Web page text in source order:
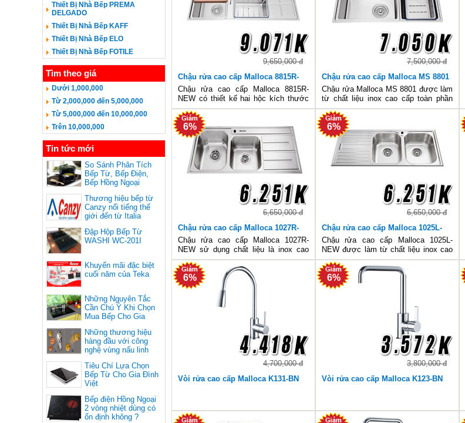
Thiết Bị Nhà Bếp PREMA
DELGADO
Thiết Bị Nhà Bếp KAFF
Thiết Bị Nhà Bếp ELO
Thiết Bị Nhà Bếp FOTILE
Tìm theo giá
Dưới 1,000,000
Từ 2,000,000 đến 5,000,000
Từ 5,000,000 đến 10,000,000
Trên 10,000,000
Tin tức mới
So Sánh Phân Tích
Bếp Từ, Bếp Điện,
Bếp Hồng Ngoại
Thương hiệu bếp từ
Canzy nổi tiếng thế
giới đến từ Italia
Đập Hộp Bếp Từ
WASHI WC-201I
Khuyến mãi đặc biệt
cuối năm của Teka
Những Nguyên Tắc
Cần Chú Ý Khi Chọn
Mua Bếp Cho Gia
Những thương hiệu
hàng đầu với công
nghệ vùng nấu linh
Tiêu Chí Lựa Chọn
Bếp Từ Cho Gia Đình
Việt
Bếp điện Hồng Ngoại
2 vòng nhiệt dùng có
ổn định không ?
9,650,000 đ
Chậu rửa cao cấp Malloca 8815R-
NEW
Chậu rửa cao cấp Malloca 8815R-
NEW có thiết kế hai hộc kích thước
khác nhau và bàn chờ tiện dụng,
ngoài ra rổ lọc rác bằng inox tiện lợi
sẽ giúp các bà nội trợ sử dụng dễ
dàng, thuận tiện hơn. Bộ xả t
7,500,000 đ
Chậu rửa cao cấp Malloca MS 8801
Chậu rửa Malloca MS 8801 được làm
từ chất liệu inox cao cấp toàn phần
không gỉ sáng bóng và bền vững
trước tác động của thời gian. Sản
phẩm cũng được trang bị những tính
năng như chống tràn, chống ồn…
6%
6,650,000 đ
Chậu rửa cao cấp Malloca 1027R-
NEW
Chậu rửa cao cấp Malloca 1027R-
NEW sử dụng chất liệu là inox cao
cấp toàn phần không gỉ, siêu bền
trước mọi tác động, chậu có thiết kế
hai hộc rửa kích cỡ khác nhau và một
bàn chờ bên tay trái thuận t
6%
6,650,000 đ
Chậu rửa cao cấp Malloca 1025L-
NEW
Chậu rửa cao cấp Malloca 1025L-
NEW được làm từ chất liệu inox cao
cấp toàn phần không gỉ sáng bóng và
bền vững trước tác động của thời
gian. Sản phẩm cũng được trang bị
những tính năng như chống tràn,
6%
4,700,000 đ
Vòi rửa cao cấp Malloca K131-BN
6%
3,800,000 đ
Vòi rửa cao cấp Malloca K123-BN